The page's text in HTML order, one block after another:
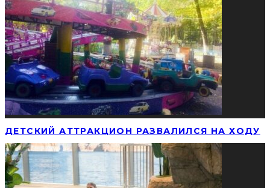
ДЕТСКИЙ АТТРАКЦИОН РАЗВАЛИЛСЯ НА ХОДУ